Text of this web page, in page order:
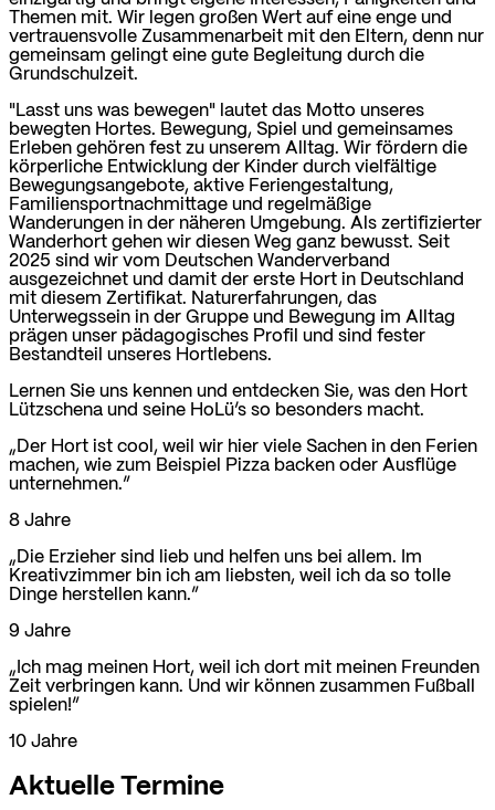
Themen mit. Wir legen großen Wert auf eine enge und
vertrauensvolle Zusammenarbeit mit den Eltern, denn nur
gemeinsam gelingt eine gute Begleitung durch die
Grundschulzeit.
"Lasst uns was bewegen" lautet das Motto unseres
bewegten Hortes. Bewegung, Spiel und gemeinsames
Erleben gehören fest zu unserem Alltag. Wir fördern die
körperliche Entwicklung der Kinder durch vielfältige
Bewegungsangebote, aktive Feriengestaltung,
Familiensportnachmittage und regelmäßige
Wanderungen in der näheren Umgebung. Als zertifizierter
Wanderhort gehen wir diesen Weg ganz bewusst. Seit
2025 sind wir vom Deutschen Wanderverband
ausgezeichnet und damit der erste Hort in Deutschland
mit diesem Zertifikat. Naturerfahrungen, das
Unterwegssein in der Gruppe und Bewegung im Alltag
prägen unser pädagogisches Profil und sind fester
Bestandteil unseres Hortlebens.
Lernen Sie uns kennen und entdecken Sie, was den Hort
Lützschena und seine HoLü’s so besonders macht.
„Der Hort ist cool, weil wir hier viele Sachen in den Ferien
machen, wie zum Beispiel Pizza backen oder Ausflüge
unternehmen.”
8 Jahre
„Die Erzieher sind lieb und helfen uns bei allem. Im
Kreativzimmer bin ich am liebsten, weil ich da so tolle
Dinge herstellen kann.”
9 Jahre
„Ich mag meinen Hort, weil ich dort mit meinen Freunden
Zeit verbringen kann. Und wir können zusammen Fußball
spielen!”
10 Jahre
Aktuelle Termine